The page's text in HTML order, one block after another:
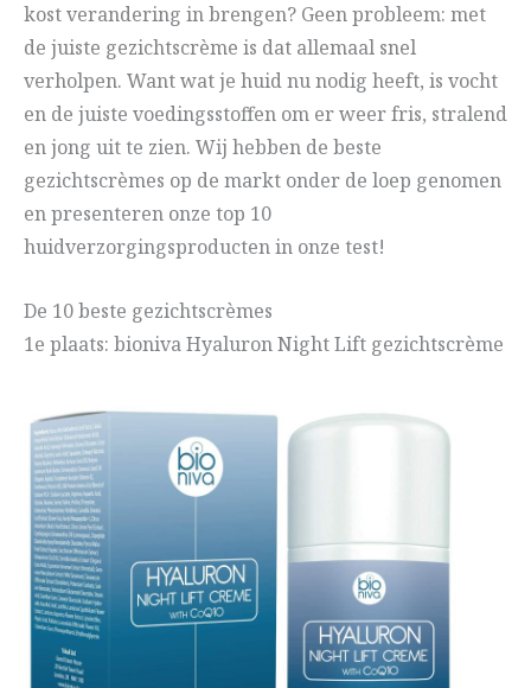
kost verandering in brengen? Geen probleem: met
de juiste gezichtscrème is dat allemaal snel
verholpen. Want wat je huid nu nodig heeft, is vocht
en de juiste voedingsstoffen om er weer fris, stralend
en jong uit te zien. Wij hebben de beste
gezichtscrèmes op de markt onder de loep genomen
en presenteren onze top 10
huidverzorgingsproducten in onze test!
De 10 beste gezichtscrèmes
1e plaats: bioniva Hyaluron Night Lift gezichtscrème